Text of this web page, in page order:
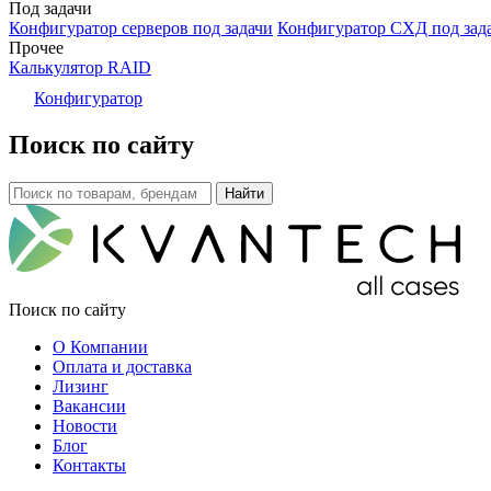
Под задачи
Конфигуратор серверов под задачи Конфигуратор СХД под
Прочее
Калькулятор RAID
Конфигуратор
Поиск по сайту
Поиск по сайту
О Компании
Оплата и доставка
Лизинг
Вакансии
Новости
Блог
Контакты